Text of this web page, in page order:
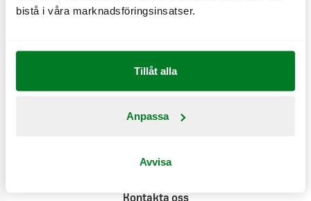
bistå i våra marknadsföringsinsatser.
Tillåt alla
Anpassa
Avvisa
Kontakta oss